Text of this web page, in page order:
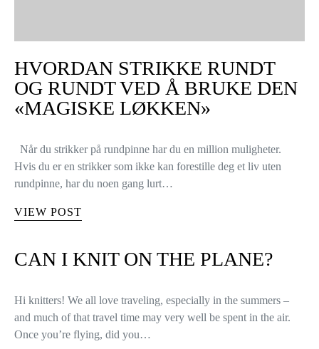
HVORDAN STRIKKE RUNDT
OG RUNDT VED Å BRUKE DEN
«MAGISKE LØKKEN»
Når du strikker på rundpinne har du en million muligheter.
Hvis du er en strikker som ikke kan forestille deg et liv uten
rundpinne, har du noen gang lurt…
VIEW POST
CAN I KNIT ON THE PLANE?
Hi knitters! We all love traveling, especially in the summers –
and much of that travel time may very well be spent in the air.
Once you’re flying, did you…